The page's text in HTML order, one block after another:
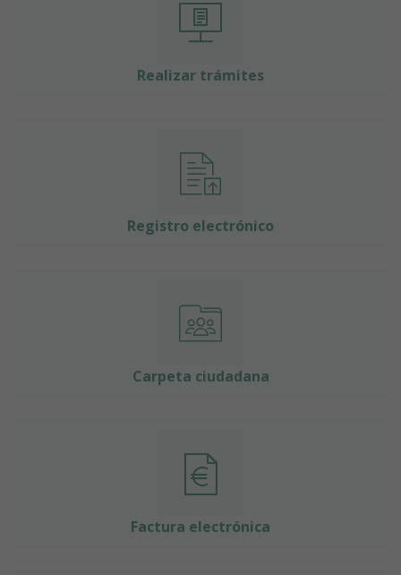
Realizar trámites
Registro electrónico
Carpeta ciudadana
Factura electrónica